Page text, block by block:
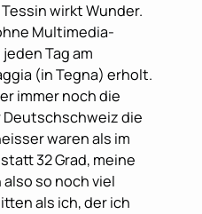
wirkt Wunder.
Multimedia-
Tag am
(in Tegna) erholt.
immer noch die
Deutschschweiz die
waren als im
32 Grad, meine
so noch viel
als ich, der ich